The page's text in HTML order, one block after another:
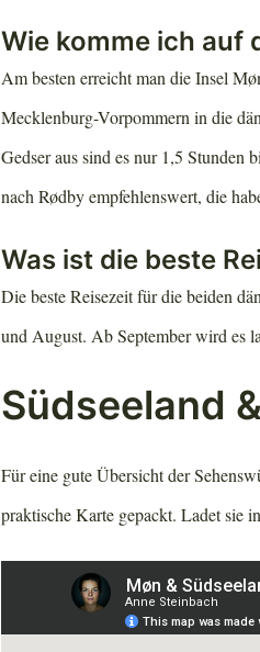
Wie komme ich auf
Am besten erreicht man die Insel
Mecklenburg-Vorpommern in die
Gedser aus sind es nur 1,5 Stunden
nach Rødby empfehlenswert, die
Was ist die beste
Die beste Reisezeit für die beiden
und August. Ab September wird es
Südseeland
Für eine gute Übersicht der
praktische Karte gepackt. Ladet sie